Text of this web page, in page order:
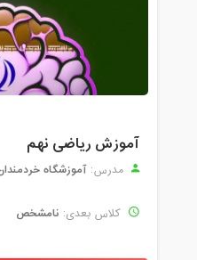
آموزش ریاضی نهم
مدرس: آموزشگاه
کلاس بعدی: نامشخص